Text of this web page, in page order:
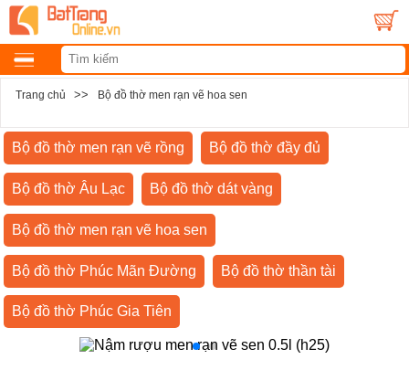
Trang chủ >> Bộ đồ thờ men rạn vẽ hoa sen
Bộ đồ thờ men rạn vẽ rồng Bộ đồ thờ đầy đủ
Bộ đồ thờ Âu Lạc Bộ đồ thờ dát vàng
Bộ đồ thờ men rạn vẽ hoa sen
Bộ đồ thờ Phúc Mãn Đường Bộ đồ thờ thần tài
Bộ đồ thờ Phúc Gia Tiên